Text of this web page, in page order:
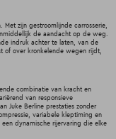
Met zijn gestroomlijnde carrosserie,
de aandacht op de weg.
indruk achter te laten, van de
of over kronkelende wegen rijdt,
combinatie van kracht en
van responsieve
Juke Berline prestaties zonder
variabele kleptiming en
dynamische rijervaring die elke